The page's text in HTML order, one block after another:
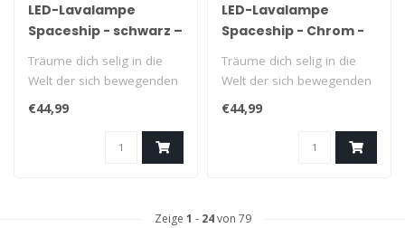
LED-Lavalampe
Spaceship - schwarz –
lila/rosa
Träume dich selig in die
Welt der sich bewegenden
Lavakugeln deiner eigenen
Lav..
€44,99
LED-Lavalampe
Spaceship - Chrom -
Gelb/Blau
Träume dich selig in die
Welt der sich bewegenden
Lavakugeln deiner eigenen
Lav..
€44,99
Zeige 1 - 24von 79